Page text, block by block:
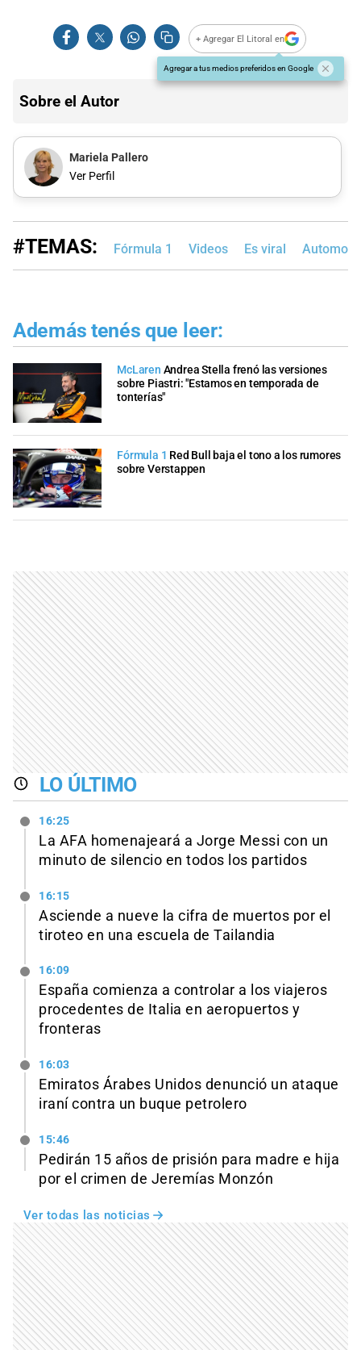
+ Agregar El Litoral en
Agregar a tus medios preferidos en Google
Sobre el Autor
Mariela Pallero
Ver Perfil
#TEMAS: Fórmula 1 Videos Es viral
Además tenés que leer:
McLaren Andrea Stella frenó las versiones
sobre Piastri: "Estamos en temporada de
tonterías"
Fórmula 1 Red Bull baja el tono a los rumores
sobre Verstappen
LO ÚLTIMO
16:25
La AFA homenajeará a Jorge Messi con un
minuto de silencio en todos los partidos
16:15
Asciende a nueve la cifra de muertos por el
tiroteo en una escuela de Tailandia
16:09
España comienza a controlar a los viajeros
procedentes de Italia en aeropuertos y
fronteras
16:03
Emiratos Árabes Unidos denunció un ataque
iraní contra un buque petrolero
15:46
Pedirán 15 años de prisión para madre e hija
por el crimen de Jeremías Monzón
Ver todas las noticias